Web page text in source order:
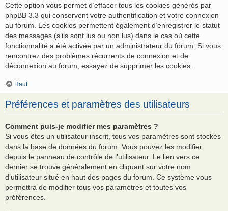
Cette option vous permet d’effacer tous les cookies générés par
phpBB 3.3 qui conservent votre authentification et votre connexion
au forum. Les cookies permettent également d’enregistrer le statut
des messages (s’ils sont lus ou non lus) dans le cas où cette
fonctionnalité a été activée par un administrateur du forum. Si vous
rencontrez des problèmes récurrents de connexion et de
déconnexion au forum, essayez de supprimer les cookies.
Haut
Préférences et paramètres des utilisateurs
Comment puis-je modifier mes paramètres ?
Si vous êtes un utilisateur inscrit, tous vos paramètres sont stockés
dans la base de données du forum. Vous pouvez les modifier
depuis le panneau de contrôle de l’utilisateur. Le lien vers ce
dernier se trouve généralement en cliquant sur votre nom
d’utilisateur situé en haut des pages du forum. Ce système vous
permettra de modifier tous vos paramètres et toutes vos
préférences.